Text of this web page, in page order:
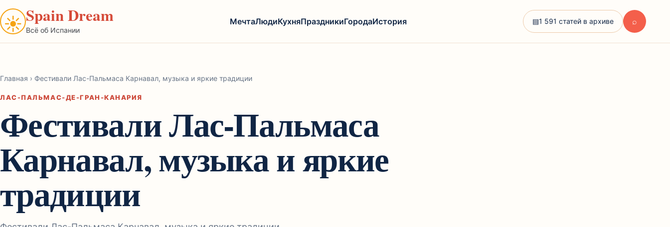
☀Spain Dream
Всё об Испании
МечтаЛюдиКухняПраздникиГородаИстория ▤1 591 статей в архиве ⌕
Главная › Фестивали Лас-Пальмаса Карнавал, музыка и яркие традиции
ЛАС-ПАЛЬМАС-ДЕ-ГРАН-КАНАРИЯ
Фестивали Лас-Пальмаса
Карнавал, музыка и яркие
традиции